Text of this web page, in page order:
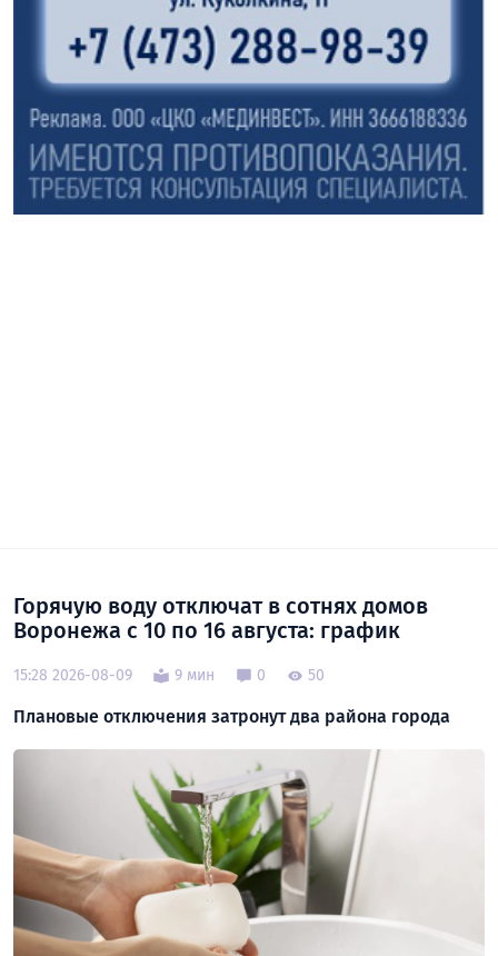
Горячую воду отключат в сотнях домов
Воронежа с 10 по 16 августа: график
15:28 2026-08-09 9 мин 0 50
Плановые отключения затронут два района города